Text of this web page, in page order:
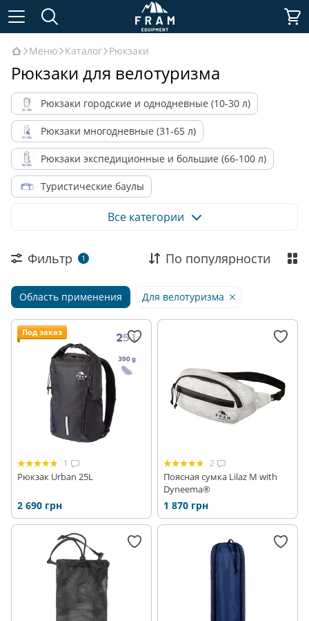
Меню Каталог Рюкзаки
Рюкзаки для велотуризма
Рюкзаки городские и однодневные (10-30 л)
Рюкзаки многодневные (31-65 л)
Рюкзаки экспедиционные и большие (66-100 л)
Туристические баулы
Рюкзаки и баулы для военных
Рюкзаки по материалу
Аксессуары для рюкзаков
Все категории
Фильтр 1 По популярности
Область применения Для велотуризма
Под заказ
1
Рюкзак Urban 25L
2 690 грн
2
Поясная сумка Lilaz M with
Dyneema®
1 870 грн